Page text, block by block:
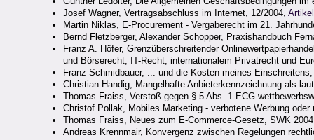
Josef Wagner, Vertragsabschluss im Internet, 12/2004,
Martin Niklas, E-Procurement - Vergaberecht im 21.
Bernd Fletzberger, Alexander Schopper, Praxishandbuch
Franz A. Höfer, Grenzüberschreitender
und Börserecht, IT-Recht, internationalem Privatrecht und
Franz Schmidbauer, ... und die Kosten meines
Christian Handig, Mangelhafte Anbieterkennzeichnung als
Thomas Fraiss, Verstoß gegen § 5 Abs. 1 ECG
Christof Pollak, Mobiles Marketing - verbotene Werbung oder
Thomas Fraiss, Neues zum E-Commerce-Gesetz, SWK
Andreas Krennmair, Konvergenz zwischen Regelungen